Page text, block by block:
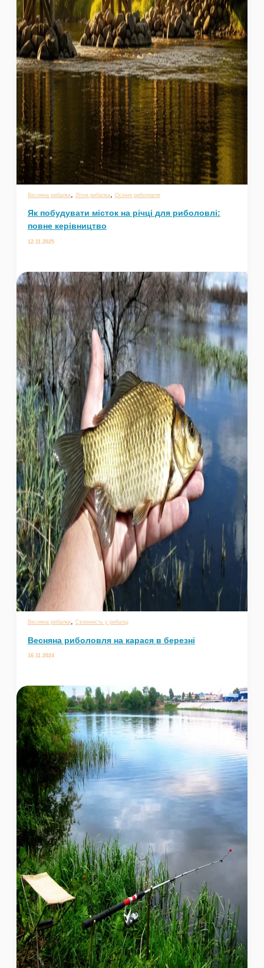
Весняна рибалка, Літня рибалка, Осіння риболовля
Як побудувати місток на річці для риболовлі:
повне керівництво
12.11.2025
Весняна рибалка, Сезонність у рибалці
Весняна риболовля на карася в березні
16.11.2024